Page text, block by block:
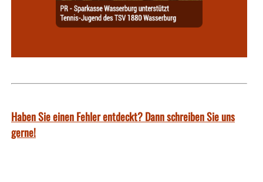
Haben Sie einen Fehler entdeckt? Dann schreiben Sie uns
gerne!